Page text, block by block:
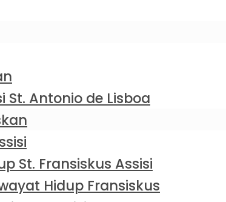
St. Antonio de Lisboa
St. Fransiskus Assisi
Hidup Fransiskus